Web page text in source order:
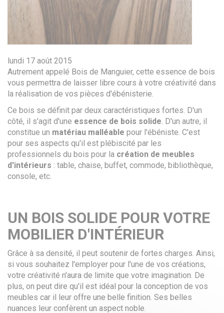
lundi 17 août 2015
Autrement appelé Bois de Manguier, cette essence de bois
vous permettra de laisser libre cours à votre créativité dans
la réalisation de vos pièces d'ébénisterie.
Ce bois se définit par deux caractéristiques fortes. D'un
côté, il s'agit d'une essence de bois solide. D'un autre, il
constitue un matériau malléable pour l'ébéniste. C'est
pour ses aspects qu'il est plébiscité par les
professionnels du bois pour la création de meubles
d'intérieurs : table, chaise, buffet, commode, bibliothèque,
console, etc.
UN BOIS SOLIDE POUR VOTRE
MOBILIER D'INTÉRIEUR
Grâce à sa densité, il peut soutenir de fortes charges. Ainsi,
si vous souhaitez l'employer pour l'une de vos créations,
votre créativité n'aura de limite que votre imagination. De
plus, on peut dire qu'il est idéal pour la conception de vos
meubles car il leur offre une belle finition. Ses belles
nuances leur confèrent un aspect noble.